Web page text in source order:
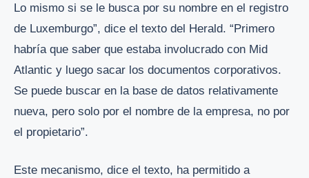
Lo mismo si se le busca por su nombre en el registro
de Luxemburgo”, dice el texto del Herald. “Primero
habría que saber que estaba involucrado con Mid
Atlantic y luego sacar los documentos corporativos.
Se puede buscar en la base de datos relativamente
nueva, pero solo por el nombre de la empresa, no por
el propietario”.
Este mecanismo, dice el texto, ha permitido a